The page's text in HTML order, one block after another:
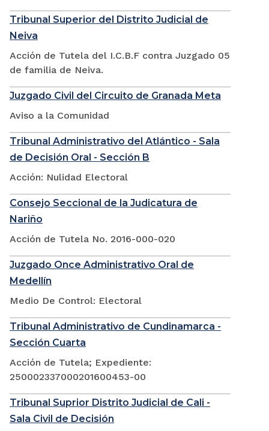
Tribunal Superior del Distrito Judicial de
Neiva
Acción de Tutela del I.C.B.F contra Juzgado 05
de familia de Neiva.
Juzgado Civil del Circuito de Granada Meta
Aviso a la Comunidad
Tribunal Administrativo del Atlántico - Sala
de Decisión Oral - Sección B
Acción: Nulidad Electoral
Consejo Seccional de la Judicatura de
Nariño
Acción de Tutela No. 2016-000-020
Juzgado Once Administrativo Oral de
Medellín
Medio De Control: Electoral
Tribunal Administrativo de Cundinamarca -
Sección Cuarta
Acción de Tutela; Expediente:
250002337000201600453-00
Tribunal Suprior Distrito Judicial de Cali -
Sala Civil de Decisión